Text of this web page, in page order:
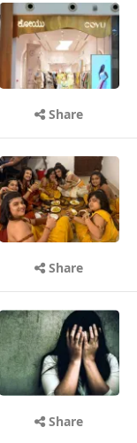
Share
Share
Share